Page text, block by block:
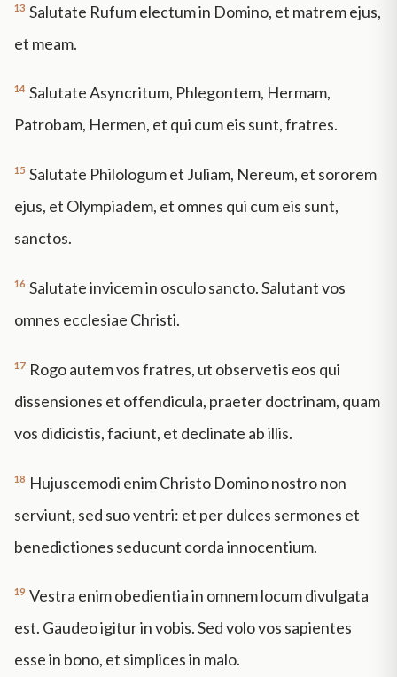
13 Salutate Rufum electum in Domino, et matrem ejus,
et meam.
14 Salutate Asyncritum, Phlegontem, Hermam,
Patrobam, Hermen, et qui cum eis sunt, fratres.
15 Salutate Philologum et Juliam, Nereum, et sororem
ejus, et Olympiadem, et omnes qui cum eis sunt,
sanctos.
16 Salutate invicem in osculo sancto. Salutant vos
omnes ecclesiae Christi.
17 Rogo autem vos fratres, ut observetis eos qui
dissensiones et offendicula, praeter doctrinam, quam
vos didicistis, faciunt, et declinate ab illis.
18 Hujuscemodi enim Christo Domino nostro non
serviunt, sed suo ventri: et per dulces sermones et
benedictiones seducunt corda innocentium.
19 Vestra enim obedientia in omnem locum divulgata
est. Gaudeo igitur in vobis. Sed volo vos sapientes
esse in bono, et simplices in malo.